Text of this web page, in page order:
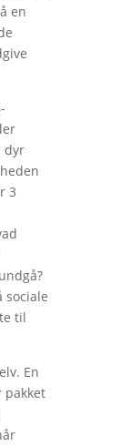
en
dyr
3
sociale
til
En
pakket